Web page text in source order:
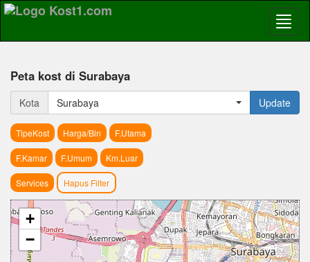
Peta kost di Surabaya
Kota Surabaya Update
TipeKost Harga/Bln F.Utama
F.Kamar F.Umum Km.Luar
Services Hapus Filter
+
−